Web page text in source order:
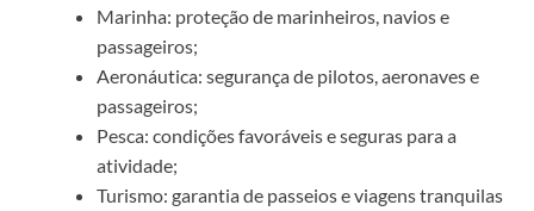
Marinha: proteção de marinheiros, navios e
passageiros;
Aeronáutica: segurança de pilotos, aeronaves e
passageiros;
Pesca: condições favoráveis e seguras para a
atividade;
Turismo: garantia de passeios e viagens tranquilas